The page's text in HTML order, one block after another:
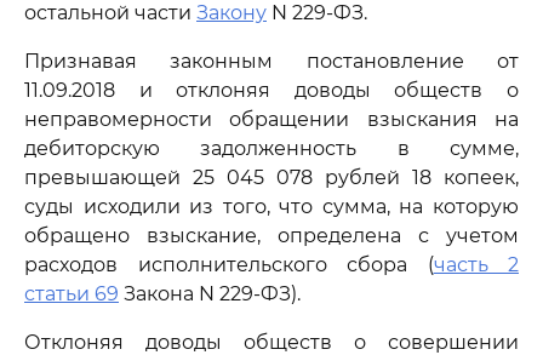
остальной части Закону N 229-ФЗ.
Признавая законным постановление от
11.09.2018 и отклоняя доводы обществ о
неправомерности обращении взыскания на
дебиторскую задолженность в сумме,
превышающей 25 045 078 рублей 18 копеек,
суды исходили из того, что сумма, на которую
обращено взыскание, определена с учетом
расходов исполнительского сбора (часть 2
статьи 69 Закона N 229-ФЗ).
Отклоняя доводы обществ о совершении